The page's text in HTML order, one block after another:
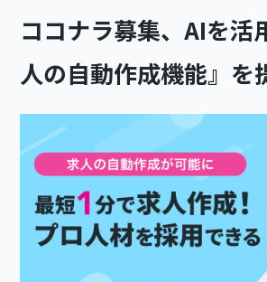
ココナラ募集、AIを活
人の自動作成機能』を